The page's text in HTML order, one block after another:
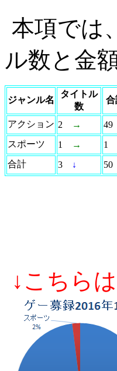
本項では
ル数と金
ジャンル名
タイトル
数
合
アクション 2 → 49
スポーツ
1 → 1
合計
3 ↓ 50
↓こちら